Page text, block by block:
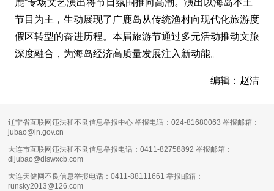
节目为主，生动展现了广鹿岛从传统渔村向现代化旅游度
假区转型的奋进历程。本届旅游节通过多元活动推动文旅
深度融合，为海岛经济高质量发展注入新动能。
编辑：赵洁
辽宁省互联网违法和不良信息举报中心 举报电话：024-81680063 举报邮箱：
jubao@ln.gov.cn
大连市互联网违法和不良信息举报电话：0411-82758892 举报邮箱：
dljubao@dlswxcb.com
大连天健网不良信息举报电话：0411-88111661 举报邮箱：
runsky2013@126.com